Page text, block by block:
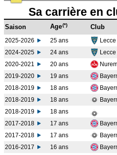
Sa carrière en
Saison Age(*) Club
2025-2026 25 ans Lecce
2024-2025
24 ans Lecce
2020-2021
20 ans
2019-2020
19 ans
2018-2019
18 ans
2018-2019
18 ans
2018-2019
18 ans
2017-2018
17 ans
2017-2018
17 ans
2016-2017
16 ans